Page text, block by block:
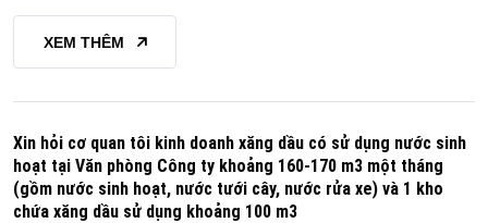
XEM THÊM
Xin hỏi cơ quan tôi kinh doanh xăng dầu có sử dụng nước sinh
hoạt tại Văn phòng Công ty khoảng 160-170 m3 một tháng
(gồm nước sinh hoạt, nước tưới cây, nước rửa xe) và 1 kho
chứa xăng dầu sử dụng khoảng 100 m3